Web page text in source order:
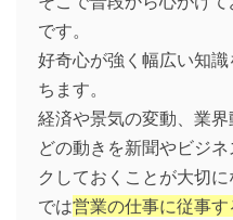
です。
好奇心が強く幅広い知
ちます。
経済や景気の変動、業
どの動きを新聞やビジ
クしておくことが大切に
では営業の仕事に従事す